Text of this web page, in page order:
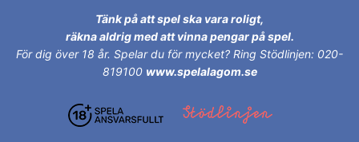
Tänk på att spel ska vara roligt,
räkna aldrig med att vinna pengar på spel.
För dig över 18 år. Spelar du för mycket? Ring Stödlinjen: 020-
819100 www.spelalagom.se